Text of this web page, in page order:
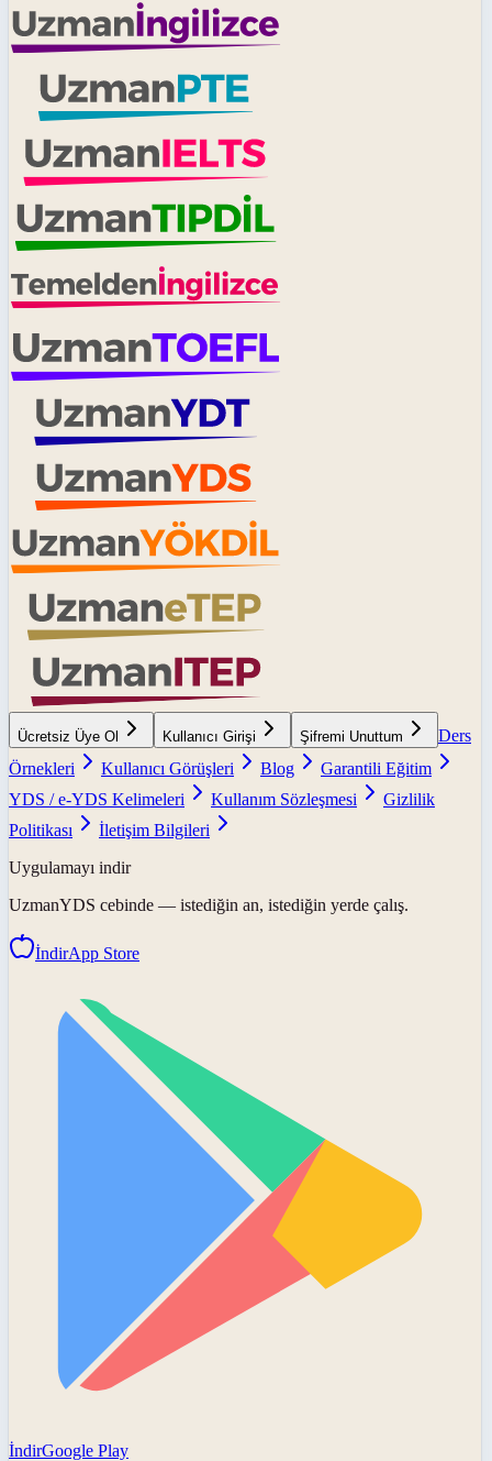
Ücretsiz Üye Ol Kullanıcı Girişi Şifremi Unuttum
Ders
Örnekleri
Kullanıcı Görüşleri Blog
Garantili Eğitim
YDS / e-YDS Kelimeleri
Kullanım Sözleşmesi
Gizlilik
Politikası
İletişim Bilgileri
Uygulamayı indir
UzmanYDS cebinde — istediğin an, istediğin yerde çalış.
İndirApp Store
İndirGoogle Play